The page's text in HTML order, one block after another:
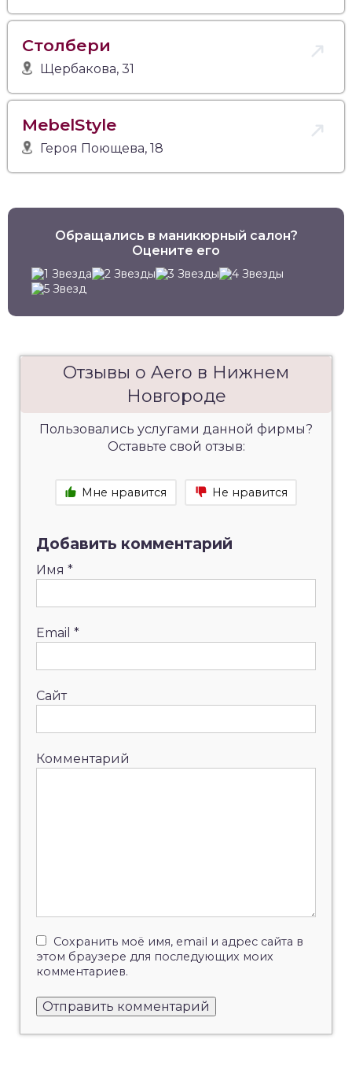
Столбери
Щербакова, 31
MebelStyle
Героя Поющева, 18
Обращались в маникюрный салон?
Оцените его
Отзывы о Aero в Нижнем
Новгороде
Пользовались услугами данной фирмы?
Оставьте свой отзыв:
Мне нравится Не нравится
Добавить комментарий
Имя *
Email *
Сайт
Комментарий
Сохранить моё имя, email и адрес сайта в
этом браузере для последующих моих
комментариев.